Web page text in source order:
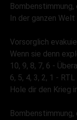
In der ganzen
Vorsorglich
Wenn sie denn
10, 9, 8, 7, 6 -
6, 5, 4, 3, 2, 1 -
Hole dir den Krieg